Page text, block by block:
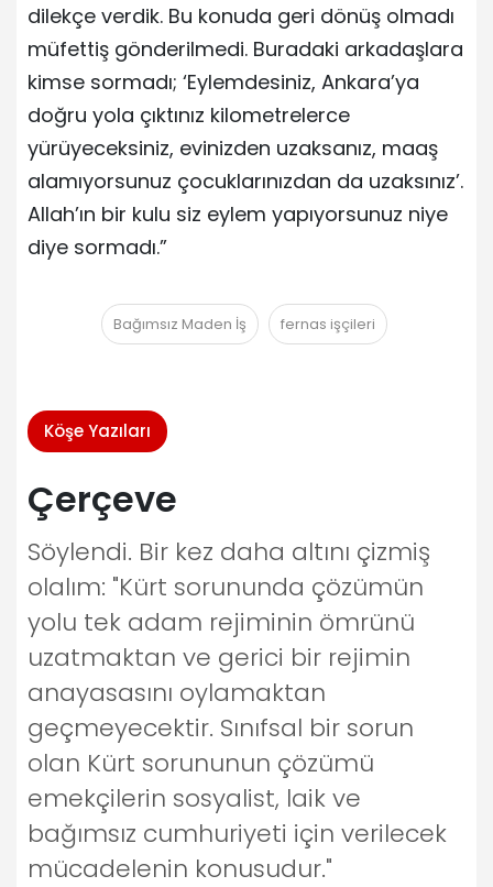
dilekçe verdik. Bu konuda geri dönüş olmadı
müfettiş gönderilmedi. Buradaki arkadaşlara
kimse sormadı; ‘Eylemdesiniz, Ankara’ya
doğru yola çıktınız kilometrelerce
yürüyeceksiniz, evinizden uzaksanız, maaş
alamıyorsunuz çocuklarınızdan da uzaksınız’.
Allah’ın bir kulu siz eylem yapıyorsunuz niye
diye sormadı.”
Bağımsız Maden İş fernas işçileri
Köşe Yazıları
Çerçeve
Söylendi. Bir kez daha altını çizmiş
olalım: "Kürt sorununda çözümün
yolu tek adam rejiminin ömrünü
uzatmaktan ve gerici bir rejimin
anayasasını oylamaktan
geçmeyecektir. Sınıfsal bir sorun
olan Kürt sorununun çözümü
emekçilerin sosyalist, laik ve
bağımsız cumhuriyeti için verilecek
mücadelenin konusudur."